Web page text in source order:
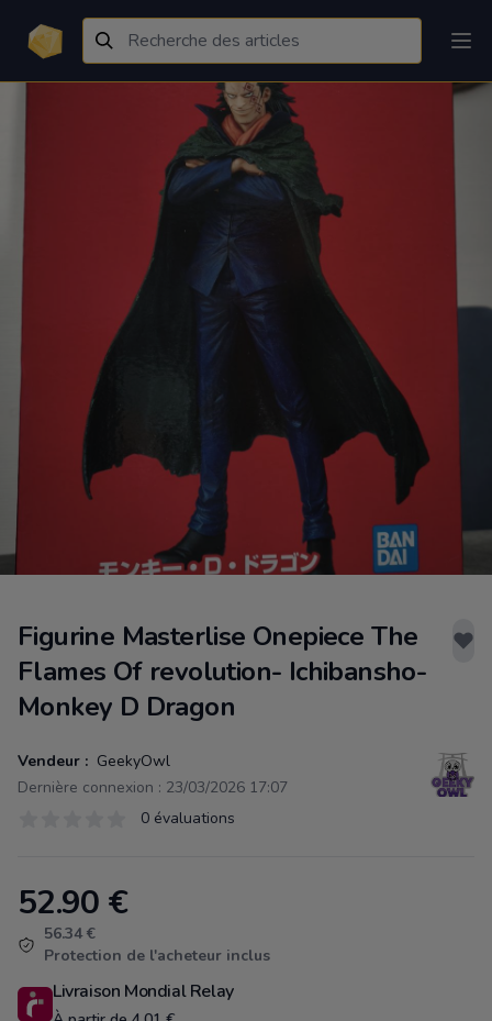
Figurine Masterlise Onepiece The
Flames Of revolution- Ichibansho-
Monkey D Dragon
Vendeur : GeekyOwl
Dernière connexion : 23/03/2026 17:07
0 évaluations
Product information
52.90 €
56.34 €
Protection de l'acheteur inclus
Livraison Mondial Relay